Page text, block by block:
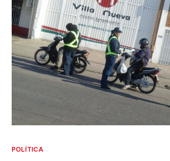
POLÍTICA